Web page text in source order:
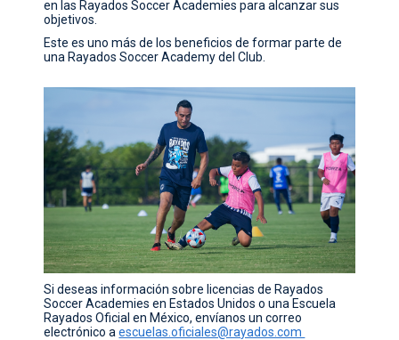
en las Rayados Soccer Academies para alcanzar sus
objetivos.
Este es uno más de los beneficios de formar parte de
una Rayados Soccer Academy del Club.
Si deseas información sobre licencias de Rayados
Soccer Academies en Estados Unidos o una Escuela
Rayados Oficial en México, envíanos un correo
electrónico aescuelas.oficiales@rayados.com